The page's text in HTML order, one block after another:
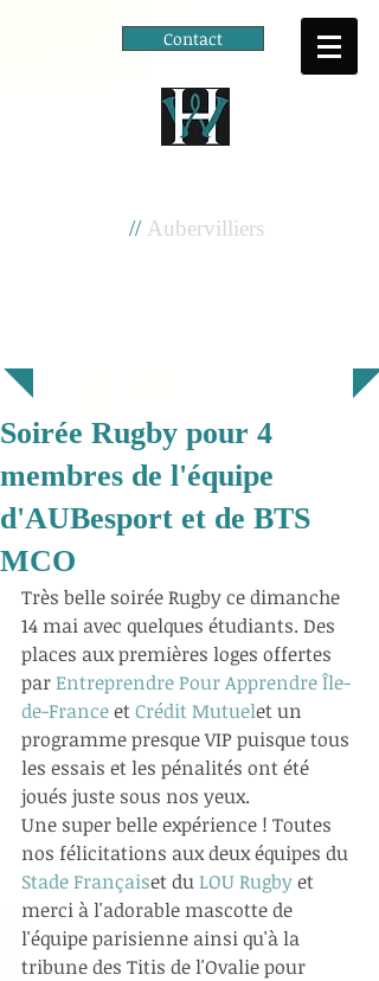
Contact
//Aubervilliers
Soirée Rugby pour 4
membres de l'équipe
d'AUBesport et de BTS
MCO
Très belle soirée Rugby ce dimanche
14 mai avec quelques étudiants. Des
places aux premières loges offertes
par Entreprendre Pour Apprendre Île-
de-France et Crédit Mutuelet un
programme presque VIP puisque tous
les essais et les pénalités ont été
joués juste sous nos yeux.
Une super belle expérience ! Toutes
nos félicitations aux deux équipes du
Stade Françaiset du LOU Rugby et
merci à l'adorable mascotte de
l'équipe parisienne ainsi qu'à la
tribune des Titis de l'Ovalie pour